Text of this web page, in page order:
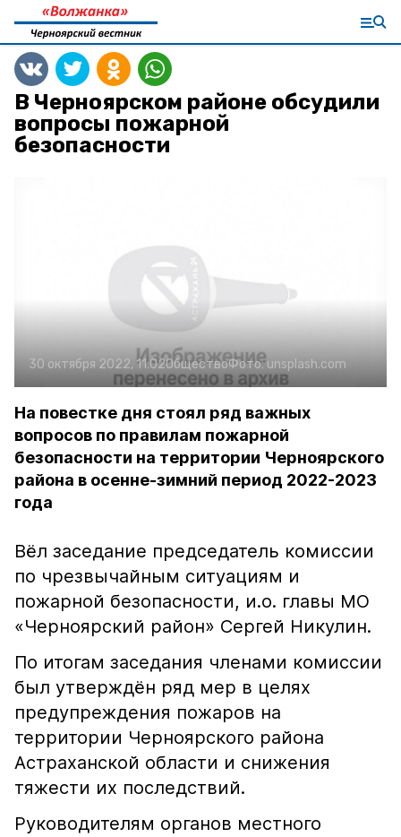
В Черноярском районе обсудили
вопросы пожарной
безопасности
30 октября 2022, 11:02ОбществоФото:unsplash.com
На повестке дня стоял ряд важных
вопросов по правилам пожарной
безопасности на территории Черноярского
района в осенне-зимний период 2022-2023
года
Вёл заседание председатель комиссии
по чрезвычайным ситуациям и
пожарной безопасности, и.о. главы МО
«Черноярский район» Сергей Никулин.
По итогам заседания членами комиссии
был утверждён ряд мер в целях
предупреждения пожаров на
территории Черноярского района
Астраханской области и снижения
тяжести их последствий.
Руководителям органов местного